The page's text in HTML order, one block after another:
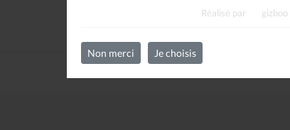
Réalisé par gizboo
Non merci Je choisis